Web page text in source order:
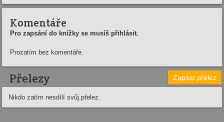
Komentáře
Pro zapsání do knížky se musíš přihlásit.
Prozatím bez komentáře.
Přelezy Zapsat přelez
Nikdo zatím nesdílí svůj přelez.